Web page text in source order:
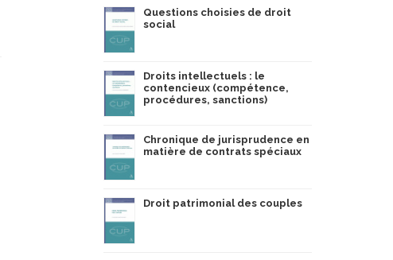
Questions choisies de droit
social
Droits intellectuels : le
contencieux (compétence,
procédures, sanctions)
Chronique de jurisprudence en
matière de contrats spéciaux
Droit patrimonial des couples